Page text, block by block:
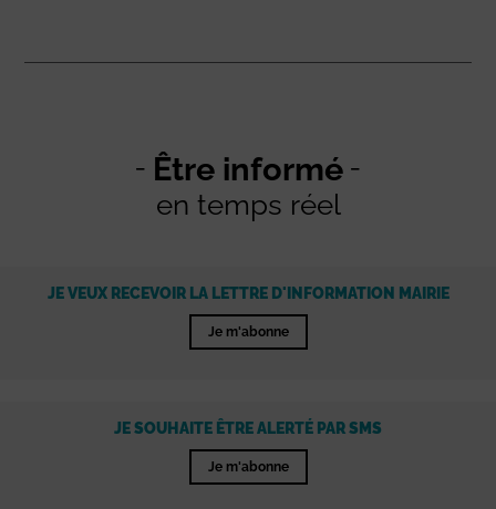
Être informé
en temps réel
JE VEUX RECEVOIR LA LETTRE D'INFORMATION MAIRIE
Je m'abonne
JE SOUHAITE ÊTRE ALERTÉ PAR SMS
Je m'abonne